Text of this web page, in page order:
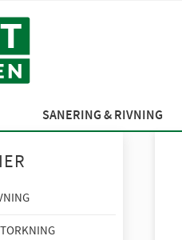
SANERING & RIVNING